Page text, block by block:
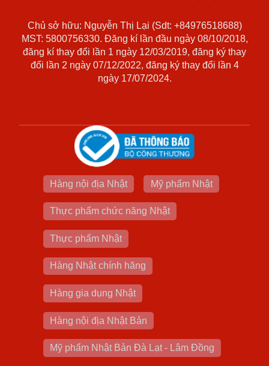
Chủ sở hữu: Nguyễn Thị Lại (Sdt: +84976518688)
MST: 5800756330. Đăng kí lần đầu ngày 08/10/2018,
đăng kí thay đổi lần 1 ngày 12/03/2019, đăng ký thay
đổi lần 2 ngày 07/12/2022, đăng ký thay đổi lần 4
ngày 17/07/2024.
Hàng nội địa Nhật Mỹ phẩm Nhật
Thực phẩm chức năng Nhật
Thực phẩm Nhật
Hàng Nhật chính hãng
Hàng gia dụng Nhật
Hàng nội địa Nhật Bản
Mỹ phẩm Nhật Bản Đà Lạt - Lâm Đồng